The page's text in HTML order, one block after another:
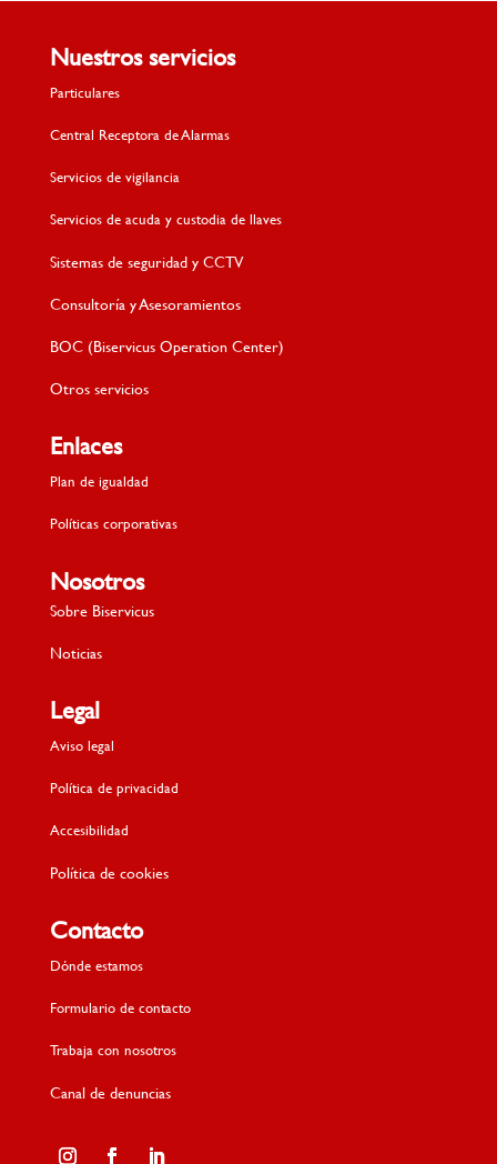
Nuestros servicios
Particulares
Central Receptora de Alarmas
Servicios de vigilancia
Servicios de acuda y custodia de llaves
Sistemas de seguridad y CCTV
Consultoría y Asesoramientos
BOC (Biservicus Operation Center)
Otros servicios
Enlaces
Plan de igualdad
Políticas corporativas
Nosotros
Sobre Biservicus
Noticias
Legal
Aviso legal
Política de privacidad
Accesibilidad
Política de cookies
Contacto
Dónde estamos
Formulario de contacto
Trabaja con nosotros
Canal de denuncias